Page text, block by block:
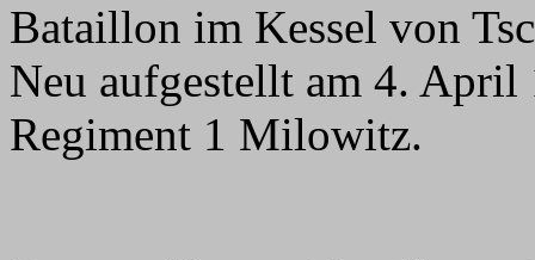
Bataillon im Kessel von
Neu aufgestellt am 4.
Regiment 1 Milowitz.